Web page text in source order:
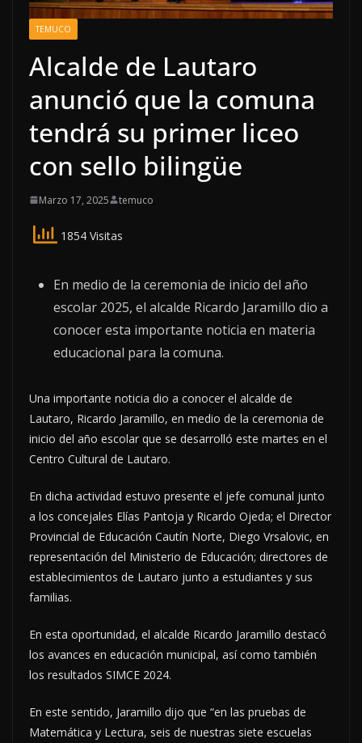
TEMUCO
Alcalde de Lautaro
anunció que la comuna
tendrá su primer liceo
con sello bilingüe
Marzo 17, 2025 temuco
1854 Visitas
En medio de la ceremonia de inicio del año
escolar 2025, el alcalde Ricardo Jaramillo dio a
conocer esta importante noticia en materia
educacional para la comuna.
Una importante noticia dio a conocer el alcalde de
Lautaro, Ricardo Jaramillo, en medio de la ceremonia de
inicio del año escolar que se desarrolló este martes en el
Centro Cultural de Lautaro.
En dicha actividad estuvo presente el jefe comunal junto
a los concejales Elías Pantoja y Ricardo Ojeda; el Director
Provincial de Educación Cautín Norte, Diego Vrsalovic, en
representación del Ministerio de Educación; directores de
establecimientos de Lautaro junto a estudiantes y sus
familias.
En esta oportunidad, el alcalde Ricardo Jaramillo destacó
los avances en educación municipal, así como también
los resultados SIMCE 2024.
En este sentido, Jaramillo dijo que “en las pruebas de
Matemática y Lectura, seis de nuestras siete escuelas